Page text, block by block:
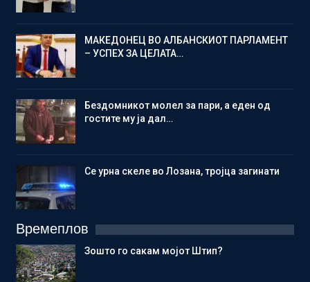
МАКЕДОНЕЦ ВО АЛБАНСКИОТ ПАРЛАМЕНТ
– УСПЕХ ЗА ЦЕЛАТА…
Бездомникот молел за пари, а еден од
гостите му ја дал…
Се урна скеле во Лозана, тројца загинати
Времеплов
Зошто го сакам мојот Штип?